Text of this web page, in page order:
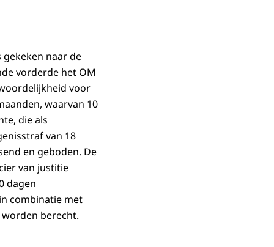
naar de
vorderde het OM
voor
waarvan 10
die als
van 18
en geboden. De
van justitie
dagen
combinatie met
berecht.